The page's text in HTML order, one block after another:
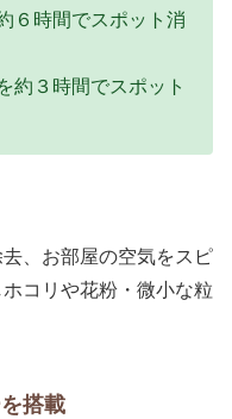
６時間でスポット消
約３時間でスポット
、お部屋の空気をスピ
コリや花粉・微小な粒
搭載